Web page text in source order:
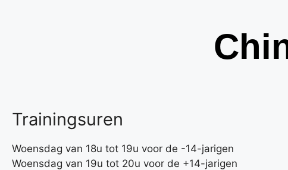
Trainingsuren
Woensdag van 18u tot 19u voor de -14-jarigen
Woensdag van 19u tot 20u voor de +14-jarigen